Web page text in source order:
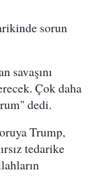
sorun
savaşını
Çok daha
dedi.
Trump,
tedarike